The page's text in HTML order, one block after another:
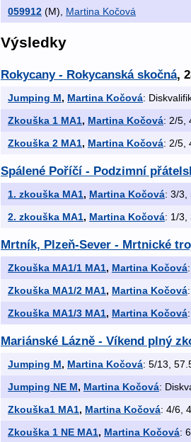
059912 (M) Martina Kočová
Výsledky
Rokycany - Rokycanská skočná,
Jumping M, Martina Kočová:
Zkouška 1 MA1, Martina Kočová: 2/5,
Zkouška 2 MA1, Martina Kočová: 2/5,
Spálené Poříčí - Podzimní
1. zkouška MA1, Martina Kočová: 3/3,
2. zkouška MA1, Martina Kočová: 1/3,
Mrtník, Plzeň-Sever - Mrtnické
Zkouška MA1/1 MA1, Martina Kočová
Zkouška MA1/2 MA1, Martina Kočová
Zkouška MA1/3 MA1, Martina Kočová
Mariánské Lázně - Víkend plný
Jumping M, Martina Kočová: 5/13,
Jumping NE M, Martina Kočová:
Zkouška1 MA1, Martina Kočová: 4/6,
Zkouška 1 NE MA1, Martina Kočová: